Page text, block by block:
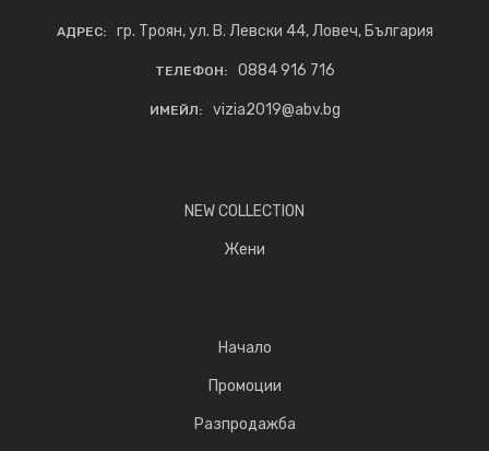
АДРЕС: гр. Троян, ул. В. Левски 44, Ловеч, България
ТЕЛЕФОН: 0884 916 716
ИМЕЙЛ: vizia2019@abv.bg
NEW COLLECTION
Жени
Начало
Промоции
Разпродажба